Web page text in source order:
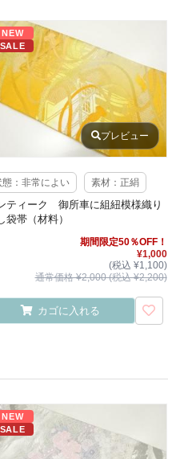
NEW
SALE
プレビュー
態：非常によい 素材：正絹
ティーク 御所車に組紐模様織り
袋帯（材料）
期間限定50％OFF！
¥1,000
(税込 ¥1,100)
通常価格 ¥2,000 (税込 ¥2,200)
カゴに入れる
NEW
SALE